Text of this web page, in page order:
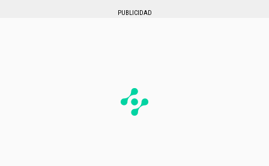
PUBLICIDAD